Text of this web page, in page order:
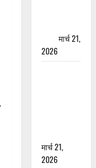
मार्च 21,
2026
मार्च 21,
2026